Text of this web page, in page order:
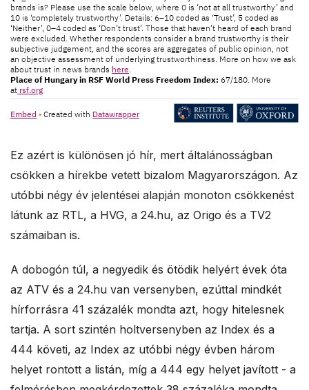
Ez azért is különösen jó hír, mert általánosságban
csökken a hírekbe vetett bizalom Magyarországon. Az
utóbbi négy év jelentései alapján monoton csökkenést
látunk az RTL, a HVG, a 24.hu, az Origo és a TV2
számaiban is.
A dobogón túl, a negyedik és ötödik helyért évek óta
az ATV és a 24.hu van versenyben, ezúttal mindkét
hírforrásra 41 százalék mondta azt, hogy hitelesnek
tartja. A sort szintén holtversenyben az Index és a
444 követi, az Index az utóbbi négy évben három
helyet rontott a listán, míg a 444 egy helyet javított - a